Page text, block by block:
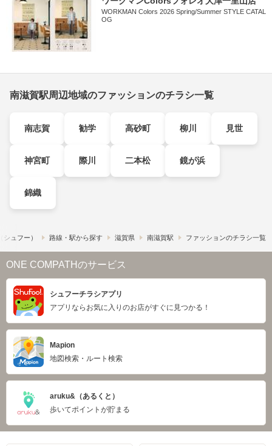
WORKMAN Colors 2026 Spring/Summer STYLE CATAL
OG
南滋賀駅周辺地域のファッションのチラシ一覧
南志賀 勧学 高砂町 柳川 見世
神宮町 際川 二本松 鏡が浜
錦織
ュフー） 路線・駅から探す 滋賀県 南滋賀駅 ファッションのチラシ一覧
ONE COMPATHのサービス
シュフーチラシアプリ
アプリならお気に入りのお店がすぐに見つかる！
Mapion
地図検索・ルート検索
aruku&（あるくと）
歩いてポイントが貯まる